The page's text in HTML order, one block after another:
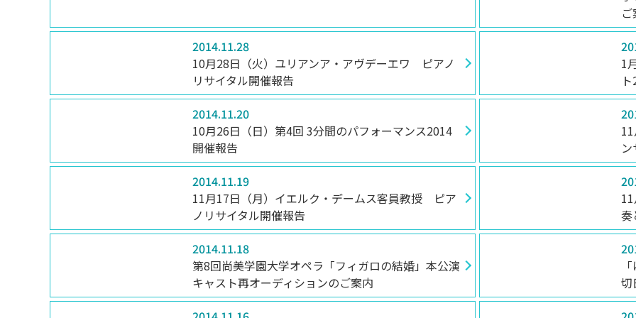
2014.11.28
10月28日（火）ユリアンア・アヴデーエワ ピアノ
リサイタル開催報告
1
2014.11.20
10月26日（日）第4回 3分間のパフォーマンス2014
開催報告
2014.11.19
11月17日（月）イエルク・デームス客員教授 ピア
ノリサイタル開催報告
奏
2014.11.18
第8回尚美学園大学オペラ「フィガロの結婚」本公演
キャスト再オーディションのご案内
切